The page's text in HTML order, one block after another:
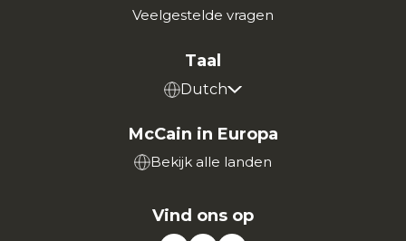
Veelgestelde vragen
Taal
Dutch
McCain in Europa
Bekijk alle landen
Vind ons op